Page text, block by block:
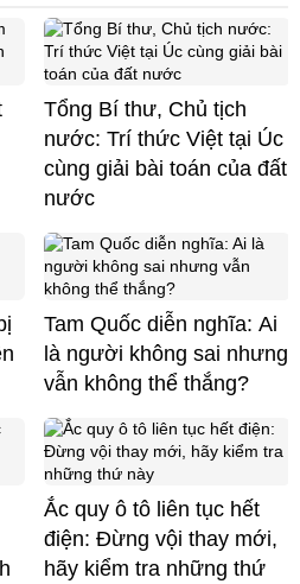
Tổng Bí thư, Chủ tịch
nước: Trí thức Việt tại Úc
cùng giải bài toán của đất
nước
Tam Quốc diễn nghĩa: Ai
là người không sai nhưng
vẫn không thể thắng?
Ắc quy ô tô liên tục hết
điện: Đừng vội thay mới,
hãy kiểm tra những thứ